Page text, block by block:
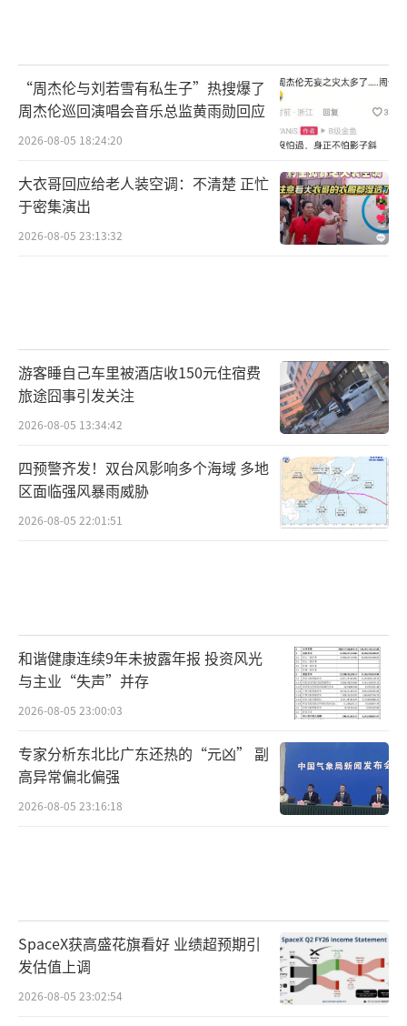
“周杰伦与刘若雪有私生子”热搜爆了
周杰伦巡回演唱会音乐总监黄雨勋回应
2026-08-05 18:24:20
大衣哥回应给老人装空调：不清楚 正忙
于密集演出
2026-08-05 23:13:32
游客睡自己车里被酒店收150元住宿费
旅途囧事引发关注
2026-08-05 13:34:42
四预警齐发！双台风影响多个海域 多地
区面临强风暴雨威胁
2026-08-05 22:01:51
和谐健康连续9年未披露年报 投资风光
与主业“失声”并存
2026-08-05 23:00:03
专家分析东北比广东还热的“元凶” 副
高异常偏北偏强
2026-08-05 23:16:18
SpaceX获高盛花旗看好 业绩超预期引
发估值上调
2026-08-05 23:02:54